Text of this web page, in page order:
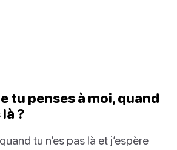
tu penses à moi, quand
?
tu n’es pas là et j’espère